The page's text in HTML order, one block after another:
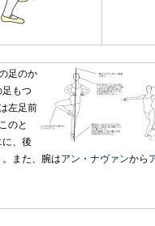
足のか
足もつ
左足前
のと
に、後
また、腕はアン・ナヴァンから